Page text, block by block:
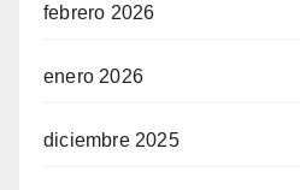
febrero 2026
enero 2026
diciembre 2025